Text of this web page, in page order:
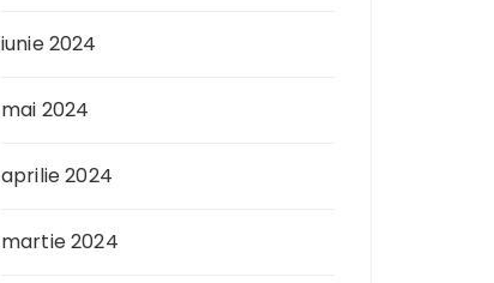
iunie 2024
mai 2024
aprilie 2024
martie 2024